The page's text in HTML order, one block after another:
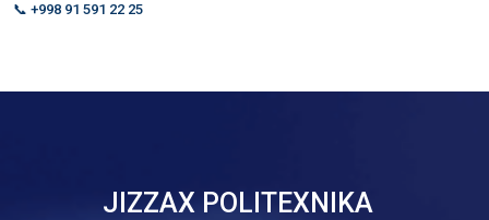
📞 +998 91 591 22 25
JIZZAX POLITEXNIKA